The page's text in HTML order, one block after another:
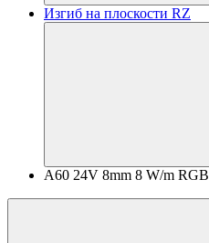
Изгиб на плоскости RZ
A60 24V 8mm 8 W/m RGB